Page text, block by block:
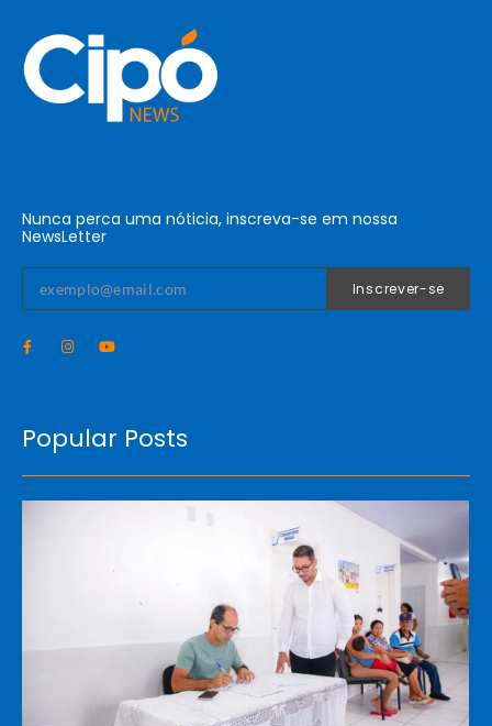
Nunca perca uma nóticia, inscreva-se em nossa
NewsLetter
Inscrever-se
Popular Posts